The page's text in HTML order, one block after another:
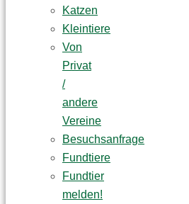
Katzen
Kleintiere
Von
Privat
/
andere
Vereine
Besuchsanfrage
Fundtiere
Fundtier
melden!